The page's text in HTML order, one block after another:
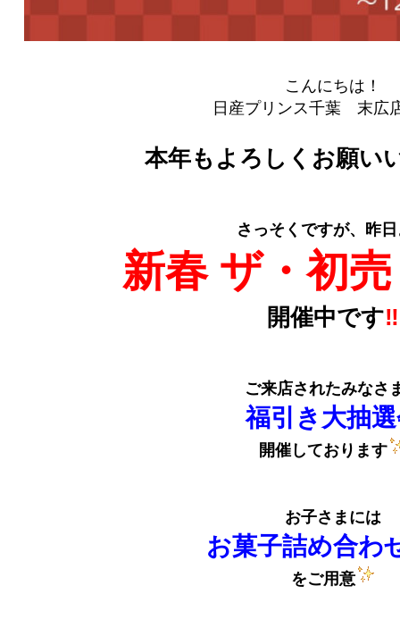
こんにちは！
日産プリンス千葉 末広
本年もよろしくお願い
さっそくですが、 昨
新春 ザ・初
開催中です‼
ご来店されたみなさ
福引き大抽
開催しております
お子さまには
お菓子詰め合わ
をご用意